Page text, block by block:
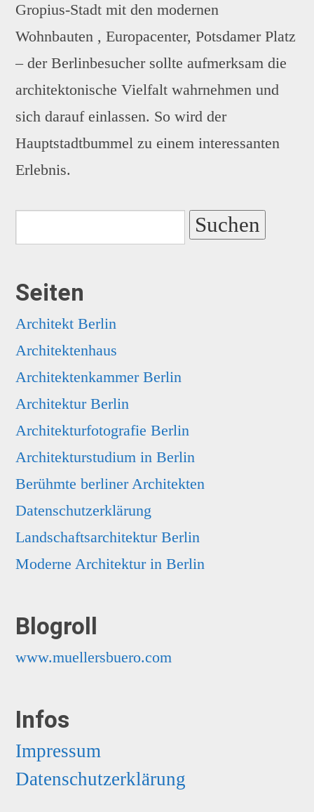
Gropius-Stadt mit den modernen
Wohnbauten , Europacenter, Potsdamer Platz
– der Berlinbesucher sollte aufmerksam die
architektonische Vielfalt wahrnehmen und
sich darauf einlassen. So wird der
Hauptstadtbummel zu einem interessanten
Erlebnis.
Seiten
Architekt Berlin
Architektenhaus
Architektenkammer Berlin
Architektur Berlin
Architekturfotografie Berlin
Architekturstudium in Berlin
Berühmte berliner Architekten
Datenschutzerklärung
Landschaftsarchitektur Berlin
Moderne Architektur in Berlin
Blogroll
www.muellersbuero.com
Infos
Impressum
Datenschutzerklärung